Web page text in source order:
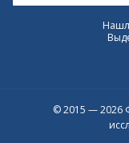
© 2015 — 2026